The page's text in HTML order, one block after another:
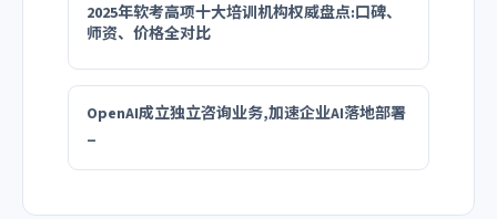
2025年软考高项十大培训机构权威盘点:口碑、
师资、价格全对比
OpenAI成立独立咨询业务,加速企业AI落地部署
_